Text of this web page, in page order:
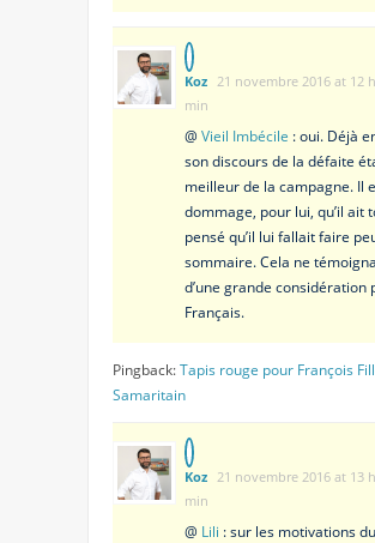
Koz 21 novembre 2016 at 12
min
@ Vieil Imbécile : oui. Déjà
son discours de la défaite
meilleur de la campagne. Il
dommage, pour lui, qu’il ait
pensé qu’il lui fallait faire
sommaire. Cela ne
d’une grande considération
Français.
Pingback:Tapis rouge pour François
Samaritain
Koz 21 novembre 2016 at 13
min
@ Lili : sur les motivations